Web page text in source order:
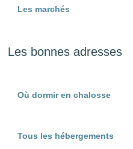
Les marchés
Les bonnes adresses
Où dormir en chalosse
Tous les hébergements